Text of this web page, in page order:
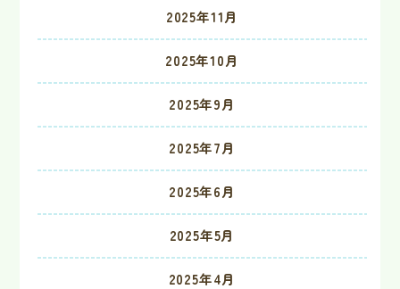
2025年11月
2025年10月
2025年9月
2025年7月
2025年6月
2025年5月
2025年4月